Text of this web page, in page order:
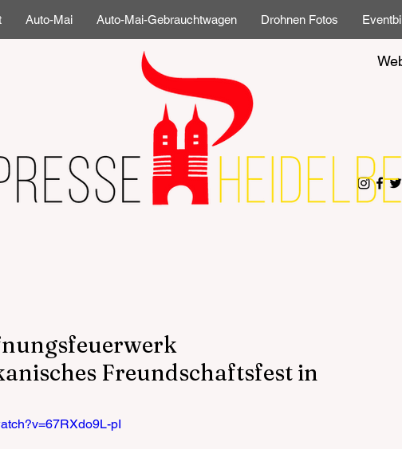
Auto-Mai Auto-Mai-Gebrauchtwagen Drohnen Fotos
Freundschaftsfest in
pI